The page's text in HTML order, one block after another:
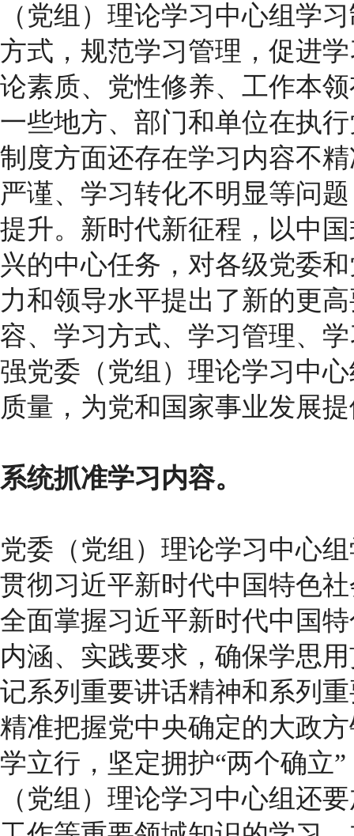
（党组）理论学习中心组学
方式，规范学习管理，促进
论素质、党性修养、工作本
一些地方、部门和单位在执
制度方面还存在学习内容不
严谨、学习转化不明显等问
提升。新时代新征程，以中
兴的中心任务，对各级党委
力和领导水平提出了新的更
容、学习方式、学习管理、
强党委（党组）理论学习中
质量，为党和国家事业发展
系统抓准学习内容。
党委（党组）理论学习中心
贯彻习近平新时代中国特色
全面掌握习近平新时代中国
内涵、实践要求，确保学思
记系列重要讲话精神和系列
精准把握党中央确定的大政
学立行，坚定拥护“两个确立
（党组）理论学习中心组还